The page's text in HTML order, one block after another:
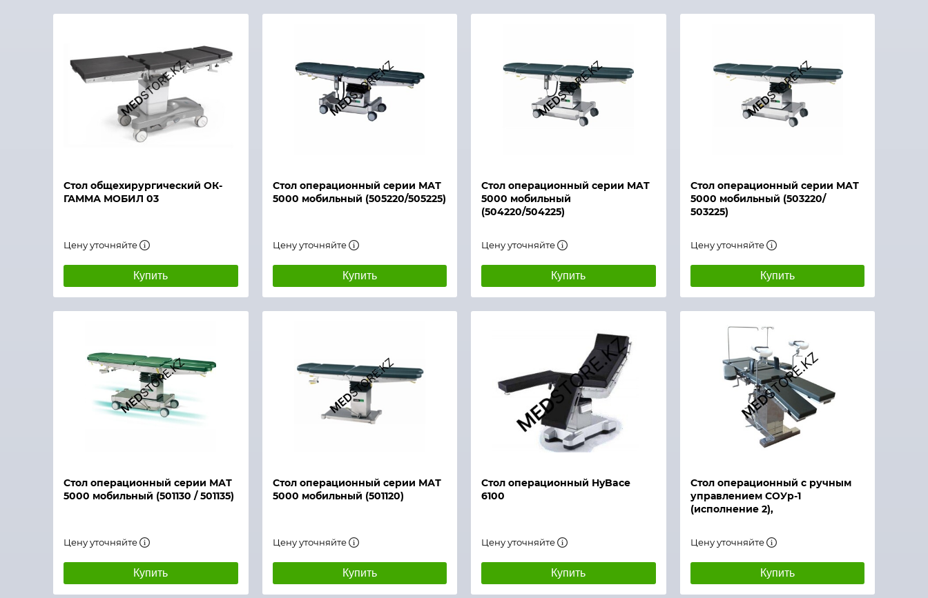
Стол общехирургический ОК-
ГАММА МОБИЛ 03
Цену уточняйте
Купить
Стол операционный серии МАТ
5000 мобильный (505220/505225)
Цену уточняйте
Купить
Стол операционный серии MAT
5000 мобильный
(504220/504225)
Цену уточняйте
Купить
Стол операционный серии МАТ
5000 мобильный (503220/
503225)
Цену уточняйте
Купить
Стол операционный серии МАТ
5000 мобильный (501130 / 501135)
Цену уточняйте
Купить
Стол операционный серии МАТ
5000 мобильный (501120)
Цену уточняйте
Купить
Стол операционный HyBace
6100
Цену уточняйте
Купить
Быстрый просмотр
Стол операционный с ручным
управлением СОУр-1
(исполнение 2),
Цену уточняйте
Купить